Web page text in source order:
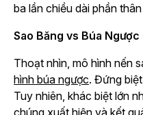
ba lần chiều dài phần
Sao Băng vs Búa
Thoạt nhìn, mô hình nến
hình búa ngược. Đứng
Tuy nhiên, khác biệt lớn
chúng xuất hiện và kết